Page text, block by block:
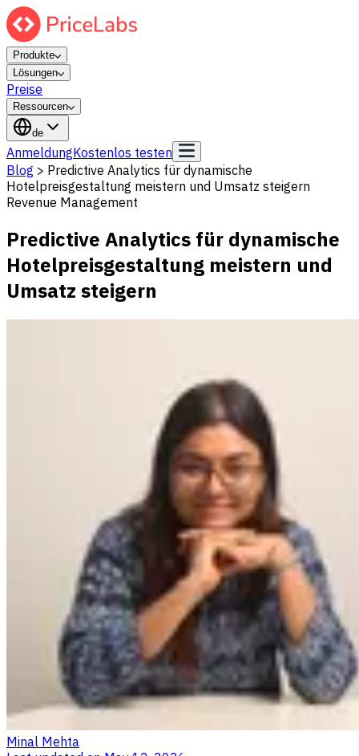
Produkte
Lösungen
Preise
Ressourcen
de
AnmeldungKostenlos testen
Blog > Predictive Analytics für dynamische
Hotelpreisgestaltung meistern und Umsatz steigern
Revenue Management
Predictive Analytics für dynamische
Hotelpreisgestaltung meistern und
Umsatz steigern
Minal Mehta